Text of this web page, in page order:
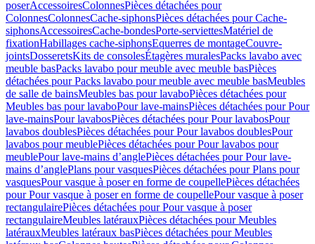
poserAccessoiresColonnesPièces détachées pour
ColonnesColonnesCache-siphonsPièces détachées pour Cache-
siphonsAccessoiresCache-bondesPorte-serviettesMatériel de
fixationHabillages cache-siphonsEquerres de montageCouvre-
jointsDosseretsKits de consolesÉtagères muralesPacks lavabo avec
meuble basPacks lavabo pour meuble avec meuble basPièces
détachées pour Packs lavabo pour meuble avec meuble basMeubles
de salle de bainsMeubles bas pour lavaboPièces détachées pour
Meubles bas pour lavaboPour lave-mainsPièces détachées pour Pour
lave-mainsPour lavabosPièces détachées pour Pour lavabosPour
lavabos doublesPièces détachées pour Pour lavabos doublesPour
lavabos pour meublePièces détachées pour Pour lavabos pour
meublePour lave-mains d’anglePièces détachées pour Pour lave-
mains d’anglePlans pour vasquesPièces détachées pour Plans pour
vasquesPour vasque à poser en forme de coupellePièces détachées
pour Pour vasque à poser en forme de coupellePour vasque à poser
rectangulairePièces détachées pour Pour vasque à poser
rectangulaireMeubles latérauxPièces détachées pour Meubles
latérauxMeubles latéraux basPièces détachées pour Meubles